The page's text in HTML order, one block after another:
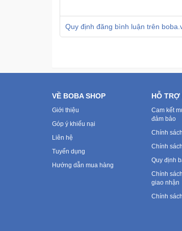
Quy định đăng bình luận trên
VỀ BOBA SHOP
Giới thiệu
Góp ý khiếu nại
Liên hệ
Tuyển dụng
Hướng dẫn mua hàng
HỖ TRỢ
Cam kết
đảm bảo
Chính
Chính
Quy định
Chính
giao nhận
Chính